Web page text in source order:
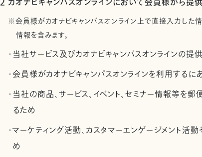
2 カオナビキャンパスオンラインにおいて会員様から提
※会員様がカオナビキャンパスオンライン上で直接入力した
情報を含みます。
・当社サービス及びカオナビキャンパスオンラインの提
・会員様がカオナビキャンパスオンラインを利用する
・当社の商品、サービス、イベント、セミナー情報等を
るため
・マーケティング活動、カスタマーエンゲージメント
め